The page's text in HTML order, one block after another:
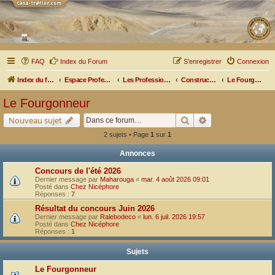
FAQ Index du Forum Connexion
S’enregistrer
Index du forum Espace Professionnel Les Professionnels nous parlent Constructeurs et Aménageurs Le Fourgonneur
Le Fourgonneur
Nouveau sujet Rechercher
2 sujets • Page 1 sur 1
Annonces
Concours de l'été 2026
Dernier message par Maharouga « mar. 4 août 2026 09:01
Posté dans Chez Nicéphore
Réponses : 7
Résultat du concours Juin 2026
Dernier message par Ralebodeco « lun. 6 juil. 2026 19:57
Posté dans Chez Nicéphore
Réponses : 1
Sujets
Le Fourgonneur